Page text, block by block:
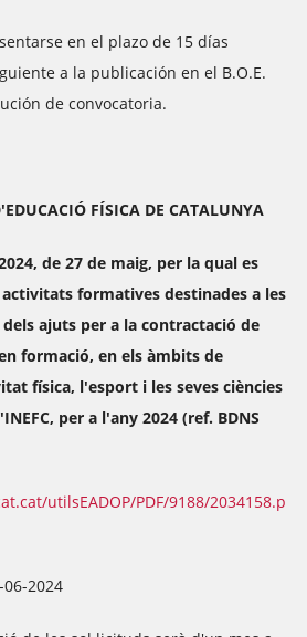
en el plazo de 15 días
a la publicación en el B.O.E.
de convocatoria.
FÍSICA DE CATALUNYA
de 27 de maig, per la qual es
formatives destinades a les
ajuts per a la contractació de
formació, en els àmbits de
física, l'esport i les seves ciències
per a l'any 2024 (ref. BDNS
utilsEADOP/PDF/9188/2034158.p
2024